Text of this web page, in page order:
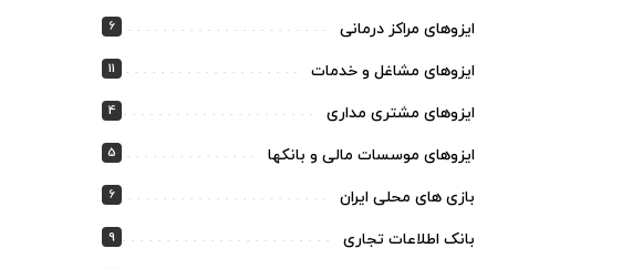
ایزوهای مراکز درمانی 6
ایزوهای مشاغل و خدمات 11
ایزوهای مشتری مداری 4
ایزوهای موسسات مالی و بانکها 5
بازی های محلی ایران 6
بانک اطلاعات تجاری 9